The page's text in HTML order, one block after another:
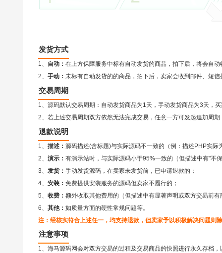
发货方式
1、 自动： 在上方保障服务中标有自动发货的商品，拍下后，将会自
2、 手动： 未标有自动发货的的商品，拍下后，卖家会收到邮件、短
交易周期
1、源码默认交易周期：自动发货商品为1天，手动发货商品为3天，
2、若上述交易周期双方依然无法完成交易，任意一方可发起追加周
退款说明
1、 描述： 源码描述(含标题)与实际源码不一致的（例：描述PHP实
2、 演示： 有演示站时，与实际源码小于95%一致的（但描述中有"不
3、 发货： 手动发货源码，在卖家未发货前，已申请退款的；
4、 安装： 免费提供安装服务的源码但卖家不履行的；
5、 收费： 额外收取其他费用的（但描述中有显著声明或双方交易前有
6、 其他： 如质量方面的硬性常规问题等。
注：经核实符合上述任一，均支持退款，但卖家予以积极解决问题则
注意事项
1、海马源码网会对双方交易的过程及交易商品的快照进行永久存档